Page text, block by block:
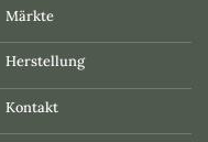
Märkte
Herstellung
Kontakt